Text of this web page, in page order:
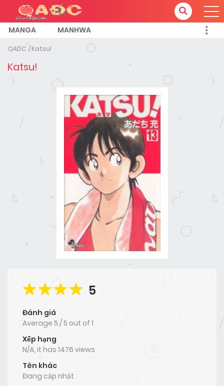
MANGA MANHWA
QADC Katsu!
Katsu!
5
Đánh giá
Average 5 /5 out of 1
Xếp hạng
N/A, it has 1476 views
Tên khác
Đang cập nhật